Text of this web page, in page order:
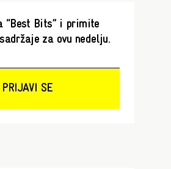
“Best Bits” i primite
za ovu nedelju.
PRIJAVI SE